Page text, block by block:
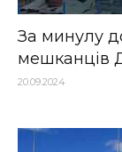
За минулу
мешканців
20.09.2024